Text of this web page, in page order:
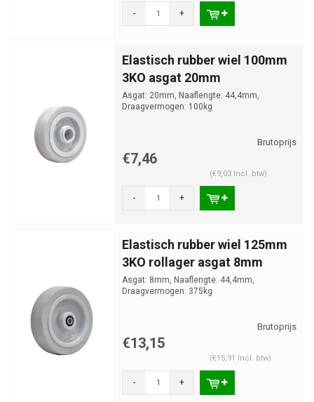
- +
Elastisch rubber wiel 100mm
3KO asgat 20mm
Asgat: 20mm, Naaflengte: 44,4mm,
Draagvermogen: 100kg
€7,46
(€9,03 Incl. btw)
- +
Elastisch rubber wiel 125mm
3KO rollager asgat 8mm
Asgat: 8mm, Naaflengte: 44,4mm,
Draagvermogen: 375kg
€13,15
(€15,91 Incl. btw)
- +